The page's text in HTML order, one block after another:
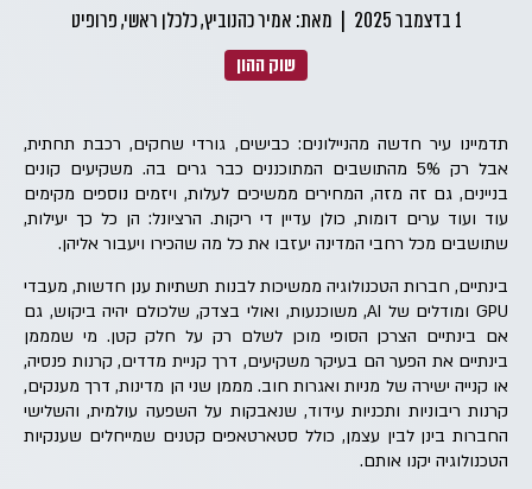
1 בדצמבר 2025 | מאת: אמיר כהנוביץ, כלכלן ראשי, פרופיט
שוק ההון
תדמיינו עיר חדשה מהניילונים: כבישים, גורדי שחקים, רכבת תחתית,
אבל רק 5% מהתושבים המתוכננים כבר גרים בה. משקיעים קונים
בניינים, גם זה מזה, המחירים ממשיכים לעלות, ויזמים נוספים מקימים
עוד ועוד ערים דומות, כולן עדיין די ריקות. הרציונל: הן כל כך יעילות,
שתושבים מכל רחבי המדינה יעזבו את כל מה שהכירו ויעבור אליהן.
בינתיים, חברות הטכנולוגיה ממשיכות לבנות תשתיות ענן חדשות, מעבדי
GPU ומודלים של AI, משוכנעות, ואולי בצדק, שלכולם יהיה ביקוש, גם
אם בינתיים הצרכן הסופי מוכן לשלם רק על חלק קטן. מי שמממן
בינתיים את הפער הם בעיקר משקיעים, דרך קניית מדדים, קרנות פנסיה,
או קנייה ישירה של מניות ואגרות חוב. מממן שני הן מדינות, דרך מענקים,
קרנות ריבוניות ותכניות עידוד, שנאבקות על השפעה עולמית, והשלישי
החברות בינן לבין עצמן, כולל סטארטאפים קטנים שמייחלים שענקיות
הטכנולוגיה יקנו אותם.